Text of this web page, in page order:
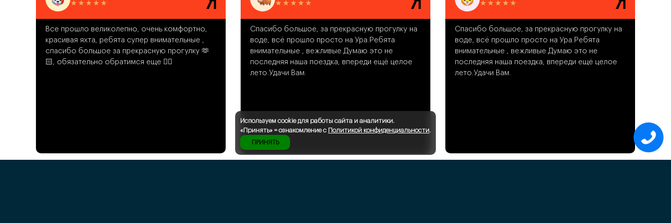
★ ★ ★ ★ ★
Все прошло великолепно, очень комфортно,
красивая яхта, ребята супер внимательные ,
спасибо большое за прекрасную прогулку 🫶
🏻, обязательно обратимся еще 👌🏻
★ ★ ★ ★ ★
Спасибо большое, за прекрасную прогулку на
воде, всё прошло просто на Ура.Ребята
внимательные , вежливые.Думаю это не
последняя наша поездка, впереди ещё целое
лето.Удачи Вам.
★ ★ ★ ★ ★
Спасибо большое, за прекрасную прогулку на
воде, всё прошло просто на Ура.Ребята
внимательные , вежливые.Думаю это не
последняя наша поездка, впереди ещё целое
лето.Удачи Вам.
Используем cookie для работы сайта и аналитики.
«Принять» = ознакомление с Политикой конфиденциальности.
ПРИНЯТЬ